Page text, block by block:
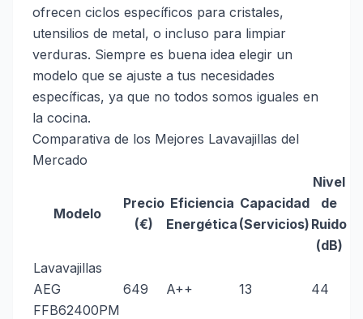
ofrecen ciclos específicos para cristales,
utensilios de metal, o incluso para limpiar
verduras. Siempre es buena idea elegir un
modelo que se ajuste a tus necesidades
específicas, ya que no todos somos iguales en
la cocina.
Comparativa de los Mejores Lavavajillas del
Mercado
Modelo
Precio
(€)
Eficiencia
Energética
Capacidad
(Servicios)
Nivel
de
Ruido
(dB)
Lavavajillas
AEG
FFB62400PM
649 A++ 13 44